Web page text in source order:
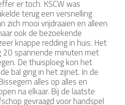
er toch. KSCW was
terug een versnelling
zich mooi vrijdraaien en alleen
ook de bezoekende
knappe redding in huis. Het
spannende minuten met
De thuisploeg kon het
bal ging in het zijnet. In de
alles op alles en
na elkaar. Bij de laatste
gevraagd voor handspel